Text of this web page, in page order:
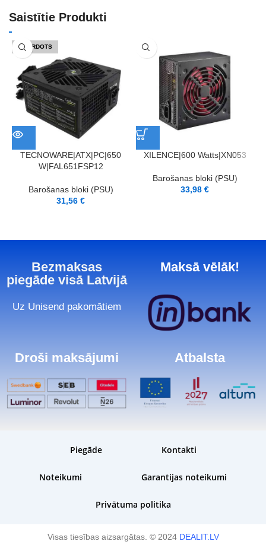
Saistītie Produkti
IZPĀRDOTS
TECNOWARE|ATX|PC|650
W|FAL651FSP12
Barošanas bloki (PSU)
31,56€
XILENCE|600 Watts|XN053
Barošanas bloki (PSU)
33,98€
Bezmaksas
piegāde visā Latvijā
Uz Unisend pakomātiem
Maksā vēlāk!
Droši maksājumi Atbalsta
Piegāde Kontakti
Noteikumi Garantijas noteikumi
Privātuma politika
Visas tiesības aizsargātas. © 2024 DEALIT.LV